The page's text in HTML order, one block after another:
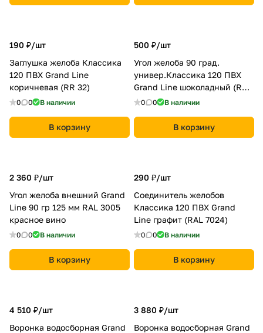
190 ₽/шт
Заглушка желоба Классика
120 ПВХ Grand Line
коричневая (RR 32)
0 0 В наличии
В корзину
500 ₽/шт
Угол желоба 90 град.
универ.Классика 120 ПВХ
Grand Line шоколадный (RAL
8017)
0 0 В наличии
В корзину
2 360 ₽/шт
Угол желоба внешний Grand
Line 90 гр 125 мм RAL 3005
красное вино
0 0 В наличии
В корзину
290 ₽/шт
Соединитель желобов
Классика 120 ПВХ Grand
Line графит (RAL 7024)
0 0 В наличии
В корзину
4 510 ₽/шт
Воронка водосборная Grand
3 880 ₽/шт
Воронка водосборная Grand